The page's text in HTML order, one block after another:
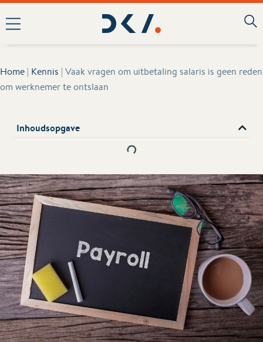
Home | Kennis | Vaak vragen om uitbetaling salaris is geen reden
om werknemer te ontslaan
Inhoudsopgave